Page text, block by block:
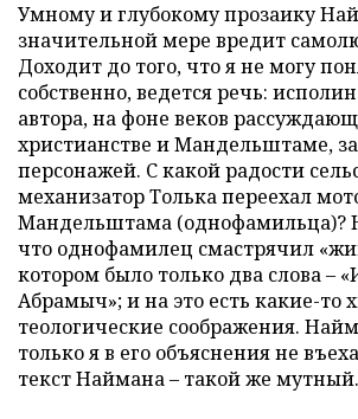
Умному и глубокому прозаику
значительной мере вредит
Доходит до того, что я не могу
собственно, ведется речь:
автора, на фоне веков
христианстве и Мандельштаме,
персонажей. С какой радости
механизатор Толька переехал
Мандельштама (однофамильца)?
что однофамилец смастрячил
котором было только два слова –
Абрамыч»; и на это есть какие-то
теологические соображения.
только я в его объяснения не
текст Наймана – такой же мутный.